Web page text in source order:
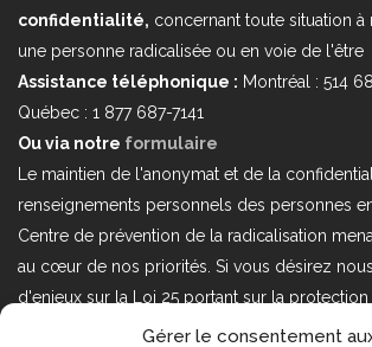
Gérer le consentement
confidentialité, concernant toute situation
une personne radicalisée ou en voie de l'être
Assistance téléphonique : Montréal : 514
Québec : 1 877 687-7141
Ou via notre formulaire
Le maintien de l'anonymat et de la
renseignements personnels des personnes
Centre de prévention de la radicalisation
au cœur de nos priorités. Si vous désirez
d'enjeux sur la Loi 25 portant sur la
personnels dans le secteur privé, veuillez